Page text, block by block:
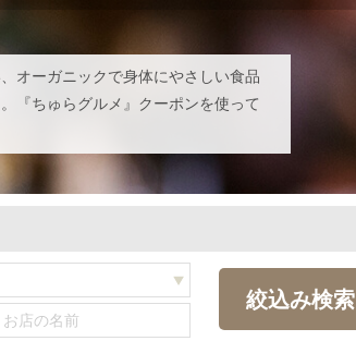
オーガニックで身体にやさしい食品
『ちゅらグルメ』クーポンを使って
絞込み検索